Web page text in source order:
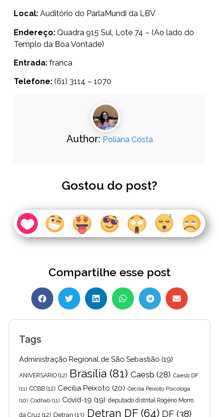
Local: Auditório do ParlaMundi da LBV
Endereço: Quadra 915 Sul, Lote 74 – (Ao lado do
Templo da Boa Vontade)
Entrada: franca
Telefone: (61) 3114 – 1070
Author: Poliana Costa
Gostou do post?
Compartilhe esse post
Tags
Administração Regional de São Sebastião (19)
ANIVERSARIO (12) Brasília (81) Caesb (28) Caesb DF
(11) CCBB (12) Cecilia Peixoto (20) Cecília Peixoto Psicóloga
(10) Codhab (11) Covid-19 (19) deputado distrital Rogério Morro
da Cruz (12) Detran (13) Detran DF(64) DF (38)